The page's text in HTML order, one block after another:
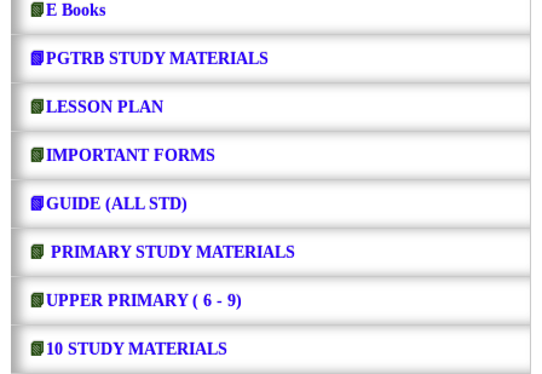
📗E Books
📗PGTRB STUDY MATERIALS
📗LESSON PLAN
📗IMPORTANT FORMS
📗GUIDE (ALL STD)
📗 PRIMARY STUDY MATERIALS
📗UPPER PRIMARY ( 6 - 9)
📗 10 STUDY MATERIALS